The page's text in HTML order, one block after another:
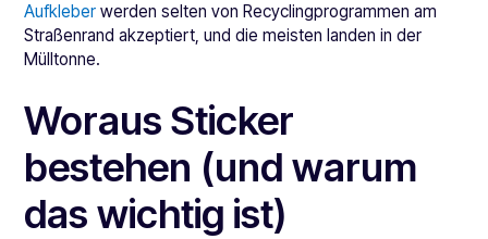
Aufkleber werden selten von Recyclingprogrammen am
Straßenrand akzeptiert, und die meisten landen in der
Mülltonne.
Woraus Sticker
bestehen (und warum
das wichtig ist)